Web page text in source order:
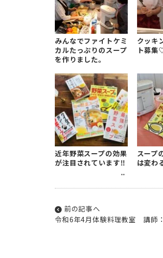
みんなでファイトケミ
カルたっぷりのスープ
を作りました。
クッキ
ト募集
近年野菜スープの効果
が注目されています‼
スープ
は変わ
前の記事へ
令和6年4月体験料理教室 講師